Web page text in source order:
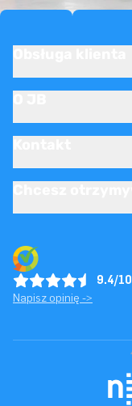
9.4/10
Napisz opinię ->